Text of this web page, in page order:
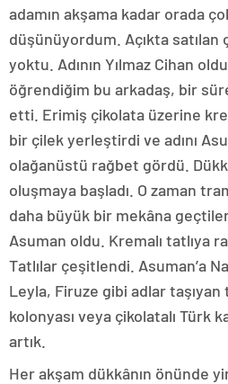
adamın akşama kadar orada çok
düşünüyordum. Açıkta
yoktu. Adının Yılmaz Cihan
öğrendiğim bu arkadaş, bir
etti. Erimiş çikolata üzerine
bir çilek yerleştirdi ve adını
olağanüstü rağbet gördü.
oluşmaya başladı. O zaman
daha büyük bir mekâna
Asuman oldu. Kremalı tatlıya
Tatlılar çeşitlendi. Asuman’a
Leyla, Firuze gibi adlar
kolonyası veya çikolatalı Türk
artık.
Her akşam dükkânın önünde